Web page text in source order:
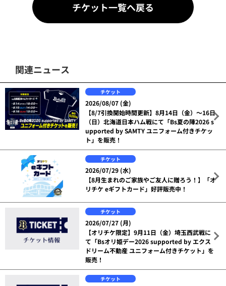
チケット一覧へ戻る
関連ニュース
チケット
2026/08/07 (金)
【8/7引換開始時間更新】8月14日（金）～16日
（日）北海道日本ハム戦にて「Bs夏の陣2026 s
upported by SAMTY ユニフォーム付きチケッ
ト」を販売！
チケット
2026/07/29 (水)
【8月生まれのご家族やご友人に贈ろう！】「オ
リチケ eギフトカード」好評販売中！
チケット
2026/07/27 (月)
【オリチケ限定】9月11日（金）埼玉西武戦に
て「Bsオリ姫デー2026 supported by エクス
ドリーム不動産 ユニフォーム付きチケット」を
販売！
チケット